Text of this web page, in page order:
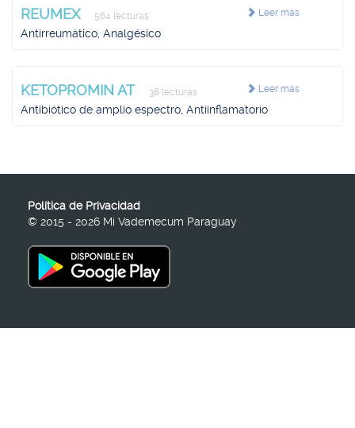
Leer más
REUMEX 564 lecturas
Antirreumático, Analgésico
Leer más
KETOPROMIN AT 38 lecturas
Antibiótico de amplio espectro, Antiinflamatorio
Política de Privacidad
© 2015 - 2026 Mi Vademecum Paraguay